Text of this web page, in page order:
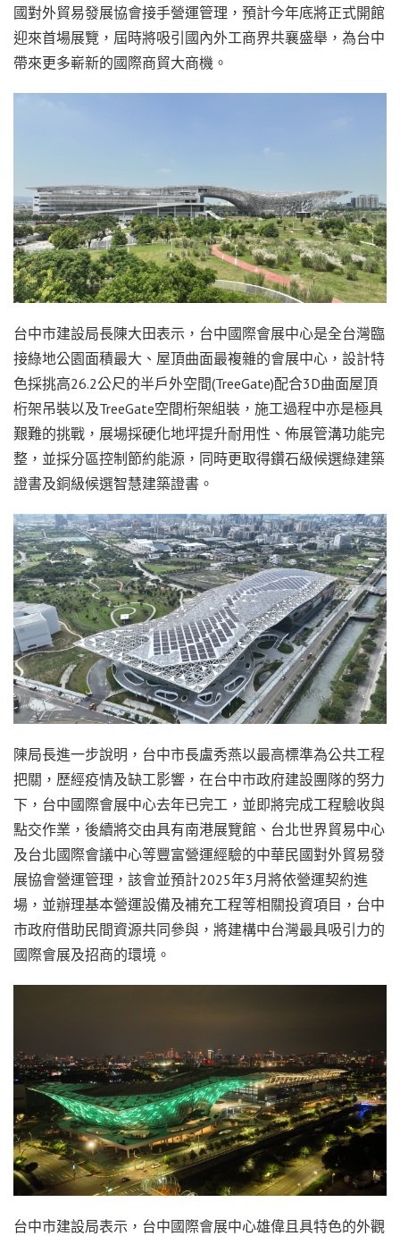
國對外貿易發展協會接手營運管理，預計今年底將正式開館
迎來首場展覽，屆時將吸引國內外工商界共襄盛舉，為台中
帶來更多嶄新的國際商貿大商機。
台中市建設局長陳大田表示，台中國際會展中心是全台灣臨
接綠地公園面積最大、屋頂曲面最複雜的會展中心，設計特
色採挑高26.2公尺的半戶外空間(TreeGate)配合3D曲面屋頂
桁架吊裝以及TreeGate空間桁架組裝，施工過程中亦是極具
艱難的挑戰，展場採硬化地坪提升耐用性、佈展管溝功能完
整，並採分區控制節約能源，同時更取得鑽石級候選綠建築
證書及銅級候選智慧建築證書。
陳局長進一步說明，台中市長盧秀燕以最高標準為公共工程
把關，歷經疫情及缺工影響，在台中市政府建設團隊的努力
下，台中國際會展中心去年已完工，並即將完成工程驗收與
點交作業，後續將交由具有南港展覽館、台北世界貿易中心
及台北國際會議中心等豐富營運經驗的中華民國對外貿易發
展協會營運管理，該會並預計2025年3月將依營運契約進
場，並辦理基本營運設備及補充工程等相關投資項目，台中
市政府借助民間資源共同參與，將建構中台灣最具吸引力的
國際會展及招商的環境。
台中市建設局表示，台中國際會展中心雄偉且具特色的外觀